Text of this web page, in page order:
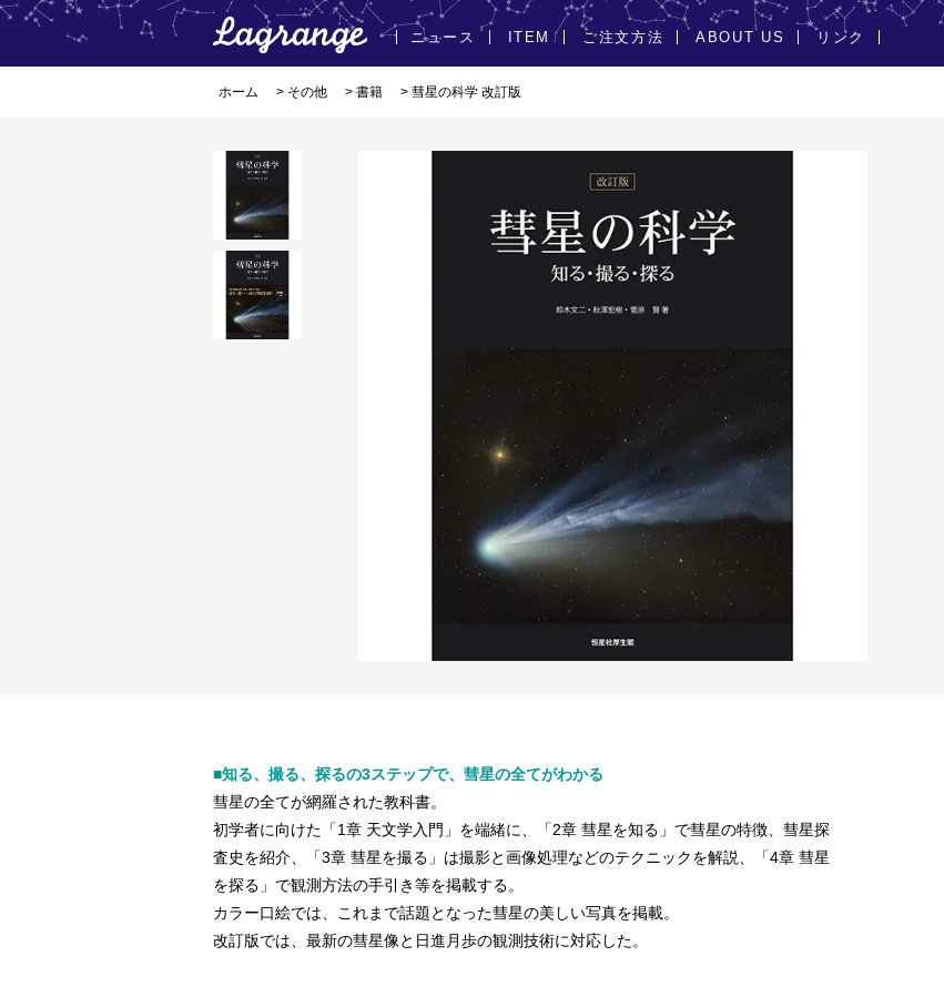
ニュース ITEM ご注文方法 ABOUT US リンク
ホーム > その他 > 書籍 > 彗星の科学 改訂版
■知る、撮る、探るの3ステップで、彗星の全てがわかる
彗星の全てが網羅された教科書。
初学者に向けた「1章 天文学入門」を端緒に、「2章 彗星を知る」で彗星の特徴、彗星探
査史を紹介、「3章 彗星を撮る」は撮影と画像処理などのテクニックを解説、「4章 彗星
を探る」で観測方法の手引き等を掲載する。
カラー口絵では、これまで話題となった彗星の美しい写真を掲載。
改訂版では、最新の彗星像と日進月歩の観測技術に対応した。